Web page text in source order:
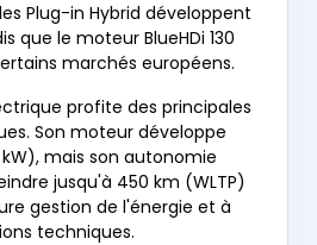
Plug-in Hybrid développent
que le moteur BlueHDi 130
marchés européens.
profite des principales
Son moteur développe
kW), mais son autonomie
jusqu'à 450 km (WLTP)
gestion de l'énergie et à
techniques.